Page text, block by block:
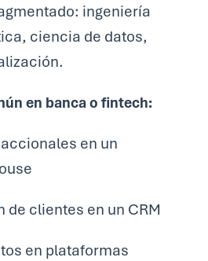
ingeniería
ciencia de datos,
en banca o fintech:
en un
de clientes en un CRM
en plataformas